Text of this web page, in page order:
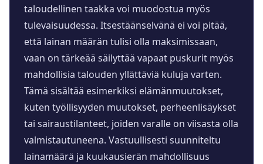
taloudellinen taakka voi muodostua myös
tulevaisuudessa. Itsestäänselvänä ei voi pitää,
että lainan määrän tulisi olla maksimissaan,
vaan on tärkeää säilyttää vapaat puskurit myös
mahdollisia talouden yllättäviä kuluja varten.
Tämä sisältää esimerkiksi elämänmuutokset,
kuten työllisyyden muutokset, perheenlisäykset
tai sairaustilanteet, joiden varalle on viisasta olla
valmistautuneena. Vastuullisesti suunniteltu
lainamäärä ja kuukausierän mahdollisuus